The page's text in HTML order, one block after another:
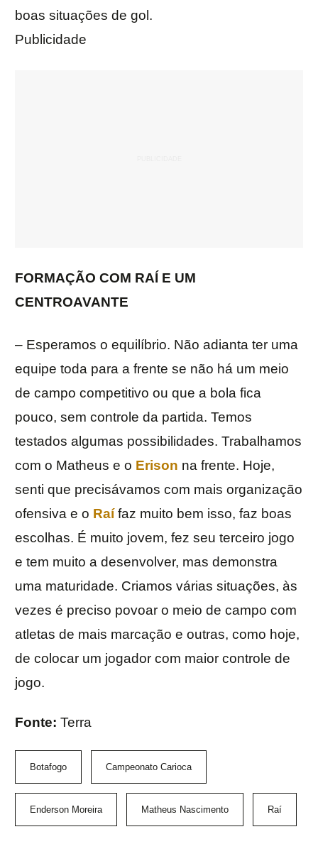
boas situações de gol.
Publicidade
FORMAÇÃO COM RAÍ E UM
CENTROAVANTE
– Esperamos o equilíbrio. Não adianta ter uma
equipe toda para a frente se não há um meio
de campo competitivo ou que a bola fica
pouco, sem controle da partida. Temos
testados algumas possibilidades. Trabalhamos
com o Matheus e o Erison na frente. Hoje,
senti que precisávamos com mais organização
ofensiva e o Raí faz muito bem isso, faz boas
escolhas. É muito jovem, fez seu terceiro jogo
e tem muito a desenvolver, mas demonstra
uma maturidade. Criamos várias situações, às
vezes é preciso povoar o meio de campo com
atletas de mais marcação e outras, como hoje,
de colocar um jogador com maior controle de
jogo.
Fonte: Terra
Botafogo Campeonato Carioca
Enderson Moreira Matheus Nascimento Raí